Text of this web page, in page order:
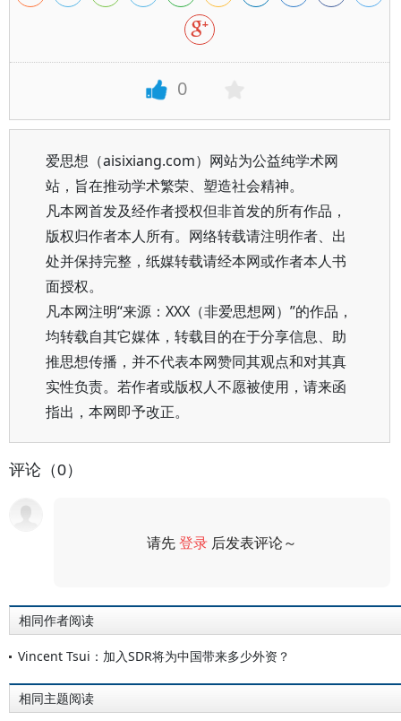
0
爱思想（aisixiang.com）网站为公益纯学术网
站，旨在推动学术繁荣、塑造社会精神。
凡本网首发及经作者授权但非首发的所有作品，
版权归作者本人所有。网络转载请注明作者、出
处并保持完整，纸媒转载请经本网或作者本人书
面授权。
凡本网注明“来源：XXX（非爱思想网）”的作品，
均转载自其它媒体，转载目的在于分享信息、助
推思想传播，并不代表本网赞同其观点和对其真
实性负责。若作者或版权人不愿被使用，请来函
指出，本网即予改正。
评论（0）
请先登录 后发表评论～
相同作者阅读
Vincent Tsui：加入SDR将为中国带来多少外资？
相同主题阅读